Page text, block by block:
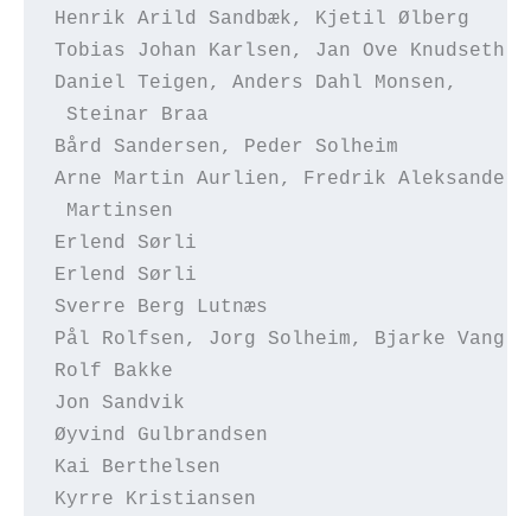
Henrik Arild Sandbæk, Kjetil Ølberg
Tobias Johan Karlsen, Jan Ove
Daniel Teigen, Anders Dahl Monsen,
Steinar Braa
Bård Sandersen, Peder Solheim
Arne Martin Aurlien, Fredrik
Martinsen
Erlend Sørli                             Eli
Erlend Sørli
Sverre Berg Lutnæs
Pål Rolfsen, Jorg Solheim, Bjarke
Rolf Bakke
Jon Sandvik
Øyvind Gulbrandsen
Kai Berthelsen
Kyrre Kristiansen